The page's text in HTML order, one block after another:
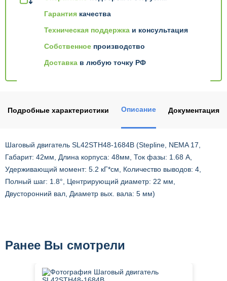
Гарантия качества
Техническая поддержка и консультация
Собственное производство
Доставка в любую точку РФ
Подробные характеристики Описание Документация
Шаговый двигатель SL42STH48-1684B (Stepline, NEMA 17,
Габарит: 42мм, Длина корпуса: 48мм, Ток фазы: 1.68 А,
Удерживающий момент: 5.2 кГ*см, Количество выводов: 4,
Полный шаг: 1.8°, Центрирующий диаметр: 22 мм,
Двусторонний вал, Диаметр вых. вала: 5 мм)
Ранее Вы смотрели